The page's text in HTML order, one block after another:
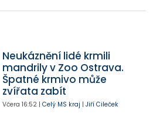
Neukáznění lidé krmili
mandrily v Zoo Ostrava.
Špatné krmivo může
zvířata zabít
Včera 16:52| Celý MS kraj | Jiří Cileček